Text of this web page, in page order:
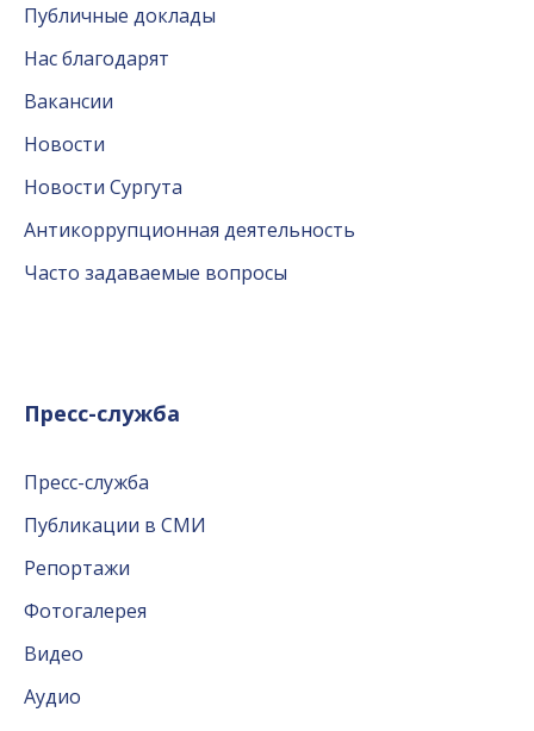
Публичные доклады
Нас благодарят
Вакансии
Новости
Новости Сургута
Антикоррупционная деятельность
Часто задаваемые вопросы
Пресс-служба
Пресс-служба
Публикации в СМИ
Репортажи
Фотогалерея
Видео
Аудио